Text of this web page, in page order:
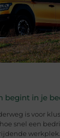
begint in je
is voor
snel een